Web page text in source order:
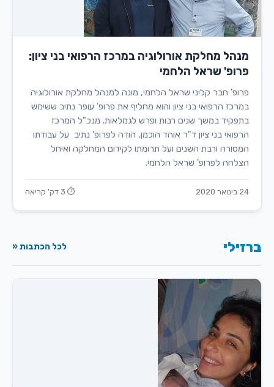
מנהל מחלקת אורולוגיה במרכז הרפואי בני ציון:
פרופ' שראל הלחמי
פרופ' חבר קליני שראל הלחמי, מונה למנהל מחלקת אורולוגיה
במרכז הרפואי בני ציון והוא מחליף את פרופ' עופר נתיב ששימש
בתפקיד במשך שנים רבות ופרש לגמלאות. מנכ"ל המרכז
הרפואי בני ציון ד"ר אוהד הוכמן, הודה לפרופ' נתיב על עבודתו
המסורה ורבת השנים ועל תרומתו לקידום המחלקה ואיחל
הצלחה לפרופ' שראל הלחמי.
24 בינואר 2020 ⏱ 3 דק' קריאה
ברזילי לכל הכתבות «